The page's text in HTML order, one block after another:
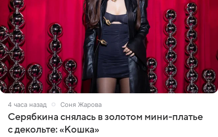
4 часа назад Соня Жарова
Серябкина снялась в золотом мини-платье
с декольте: «Кошка»